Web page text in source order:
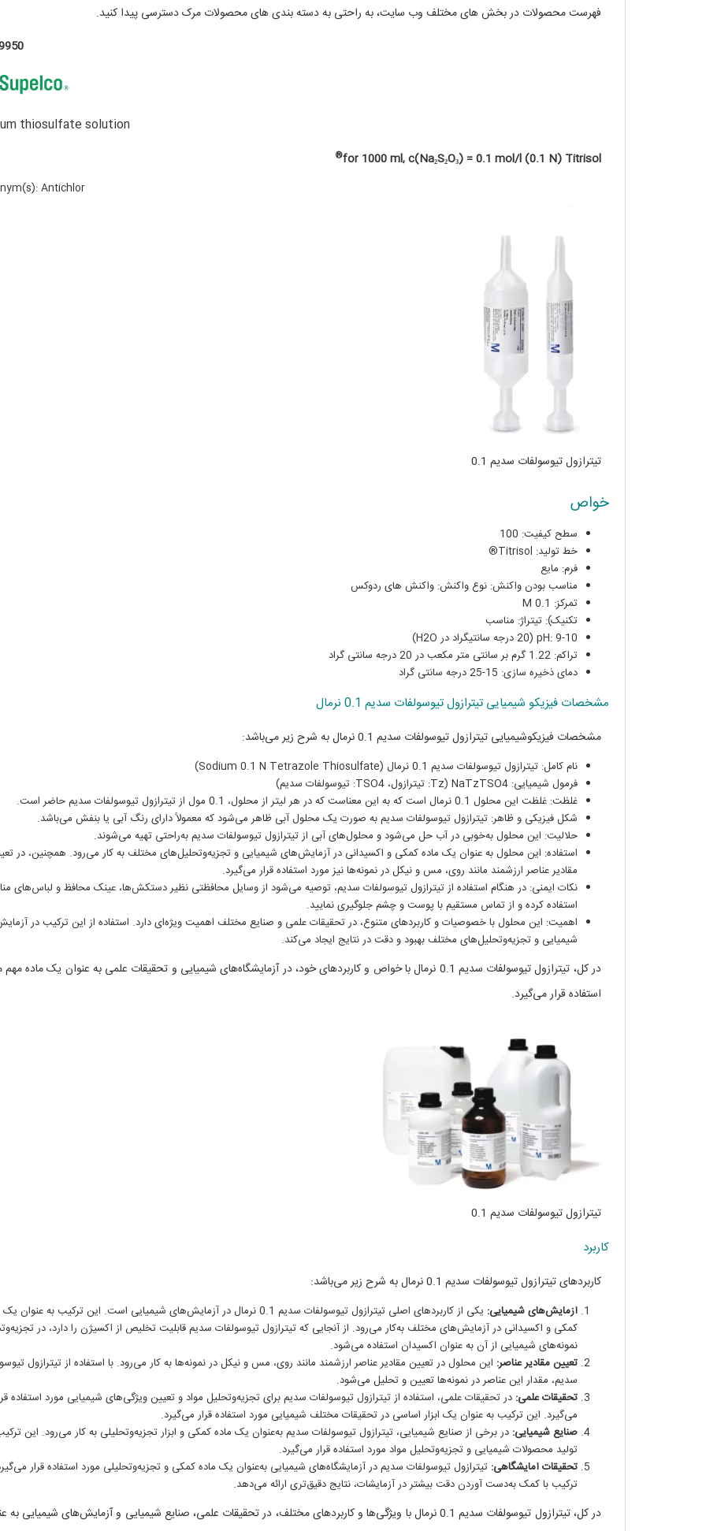
فهرست محصولات در بخش های مختلف وب سایت، به راحتی به دسته بندی های محصولات مرک دسترسی پیدا کنید.
thiosulfate solution
for 1000 ml, c(Na₂S₂O₃) = 0.1 mol/l (0.1 N) Titrisol
®
Antichlor
تیترازول تیوسولفات سدیم 0.1
خواص
سطح کیفیت: 100
خط تولید: Titrisol®
فرم: مایع
مناسب بودن واکنش: نوع واکنش: واکنش های ردوکس
تمرکز: 0.1 M
تکنیک): تیتراژ: مناسب
pH: 9-10 (20 درجه سانتیگراد در H2O)
تراکم: 1.22 گرم بر سانتی متر مکعب در 20 درجه سانتی گراد
دمای ذخیره سازی: 15-25 درجه سانتی گراد
مشخصات فیزیکو شیمیایی تیترازول تیوسولفات سدیم 0.1 نرمال
مشخصات فیزیکوشیمیایی تیترازول تیوسولفات سدیم 0.1 نرمال به شرح زیر می‌باشد:
نام کامل: تیترازول تیوسولفات سدیم 0.1 نرمال (Sodium 0.1 N Tetrazole Thiosulfate)
فرمول شیمیایی: NaTzTSO4 (Tz: تیترازول، TSO4: تیوسولفات سدیم)
غلظت: غلظت این محلول 0.1 نرمال است که به این معناست که در هر لیتر از محلول، 0.1 مول از تیترازول تیوسولفات سدیم حاضر است.
شکل فیزیکی و ظاهر: تیترازول تیوسولفات سدیم به صورت یک محلول آبی ظاهر می‌شود که معمولاً دارای رنگ آبی یا بنفش می‌باشد.
حلالیت: این محلول به‌خوبی در آب حل می‌شود و محلول‌های آبی از تیترازول تیوسولفات سدیم به‌راحتی تهیه می‌شوند.
استفاده: این محلول به عنوان یک ماده کمکی و اکسیدانی در آزمایش‌های شیمیایی و تجزیه‌وتحلیل‌های مختلف به کار می‌رود. همچنین، در
مقادیر عناصر ارزشمند مانند روی، مس و نیکل در نمونه‌ها نیز مورد استفاده قرار می‌گیرد.
نکات ایمنی: در هنگام استفاده از تیترازول تیوسولفات سدیم، توصیه می‌شود از وسایل محافظتی نظیر دستکش‌ها، عینک محافظ و لباس‌های
استفاده کرده و از تماس مستقیم با پوست و چشم جلوگیری نمایید.
اهمیت: این محلول با خصوصیات و کاربردهای متنوع، در تحقیقات علمی و صنایع مختلف اهمیت ویژه‌ای دارد. استفاده از این ترکیب در
شیمیایی و تجزیه‌وتحلیل‌های مختلف بهبود و دقت در نتایج ایجاد می‌کند.
در کل، تیترازول تیوسولفات سدیم 0.1 نرمال با خواص و کاربردهای خود، در آزمایشگاه‌های شیمیایی و تحقیقات علمی به عنوان یک ماده
استفاده قرار می‌گیرد.
تیترازول تیوسولفات سدیم 0.1
کاربرد
کاربردهای تیترازول تیوسولفات سدیم 0.1 نرمال به شرح زیر می‌باشد:
آزمایش‌های شیمیایی:
یکی از کاربردهای اصلی تیترازول تیوسولفات سدیم 0.1 نرمال در آزمایش‌های شیمیایی است. این ترکیب به
کمکی و اکسیدانی در آزمایش‌های مختلف به‌کار می‌رود. از آنجایی که تیترازول تیوسولفات سدیم قابلیت تخلیص از اکسیژن را دارد، در
نمونه‌های شیمیایی از آن به عنوان اکسیدان استفاده می‌شود.
تعیین مقادیر عناصر: این محلول در تعیین مقادیر عناصر ارزشمند مانند روی، مس و نیکل در نمونه‌ها به کار می‌رود. با استفاده از تیترازول
سدیم، مقدار این عناصر در نمونه‌ها تعیین و تحلیل می‌شود.
تحقیقات علمی: در تحقیقات علمی، استفاده از تیترازول تیوسولفات سدیم برای تجزیه‌وتحلیل مواد و تعیین ویژگی‌های شیمیایی مورد استفاده
می‌گیرد. این ترکیب به عنوان یک ابزار اساسی در تحقیقات مختلف شیمیایی مورد استفاده قرار می‌گیرد.
صنایع شیمیایی: در برخی از صنایع شیمیایی، تیترازول تیوسولفات سدیم به‌عنوان یک ماده کمکی و ابزار تجزیه‌وتحلیلی به کار می‌رود. این
تولید محصولات شیمیایی و تجزیه‌وتحلیل مواد مورد استفاده قرار می‌گیرد.
تحقیقات آمایشگاهی: تیترازول تیوسولفات سدیم در آزمایشگاه‌های شیمیایی به‌عنوان یک ماده کمکی و تجزیه‌وتحلیلی مورد استفاده قرار
ترکیب با کمک به‌دست آوردن دقت بیشتر در آزمایشات، نتایج دقیق‌تری ارائه می‌دهد.
در کل، تیترازول تیوسولفات سدیم 0.1 نرمال با ویژگی‌ها و کاربردهای مختلف، در تحقیقات علمی، صنایع شیمیایی و آزمایش‌های شیمیایی به